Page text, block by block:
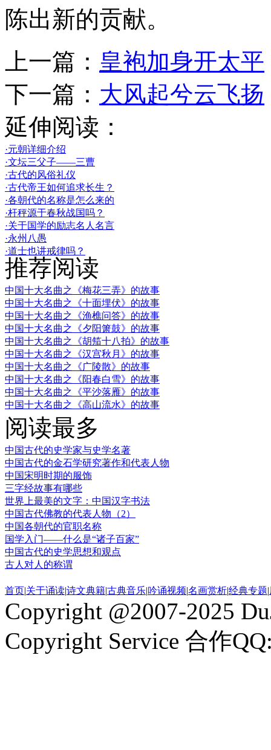
陈出新的贡献。
上一篇： 皇袍加身开太平
下一篇： 大风起兮云飞扬
延伸阅读：
·元朝详细介绍
·文坛三父子——三曹
·古代的风俗礼仪
·古代帝王如何追求长生？
·各朝代的名称是怎么来的
·杆秤源于春秋战国吗？
·关于国学的励志名人名言
·永州八愚
·道士也讲戒律吗？
推荐阅读
中国十大名曲之《梅花三弄》的故事
中国十大名曲之《十面埋伏》的故事
中国十大名曲之《渔樵问答》的故事
中国十大名曲之《夕阳箫鼓》的故事
中国十大名曲之《胡笳十八拍》的故事
中国十大名曲之《汉宫秋月》的故事
中国十大名曲之《广陵散》的故事
中国十大名曲之《阳春白雪》的故事
中国十大名曲之《平沙落雁》的故事
中国十大名曲之《高山流水》的故事
阅读最多
中国古代的史学家与史学名著
中国古代的金石学研究著作和代表人物
中国宋明时期的服饰
三字经故事有哪些
世界上最美的文字：中国汉字书法
中国古代佛教的代表人物（2）
中国各朝代的官职名称
国学入门——什么是“诸子百家”
中国古代的史学思想和观点
古人对人的称谓
首页|关于诵读|诗文典籍|古典音乐|吟诵视频|名画赏析|经典专题|
Copyright @2007-2025
Copyright Service 合作